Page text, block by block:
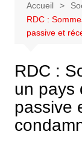
Accueil
RDC :
passive et
RDC :
un pays
passive